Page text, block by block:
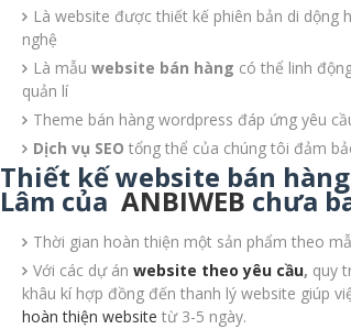
Là website được thiết kế phiên bản di
nghệ
Là mẫu website bán hàng có thể linh
quản lí
Theme bán hàng wordpress đáp ứng yêu
Dịch vụ SEO tổng thể của chúng tôi đảm
Thiết kế website bán
Lâm của ANBIWEB chưa
Thời gian hoàn thiện một sản phẩm theo
Với các dự án website theo yêu cầu, quy
khâu kí hợp đồng đến thanh lý website giúp
hoàn thiện website từ 3-5 ngày.